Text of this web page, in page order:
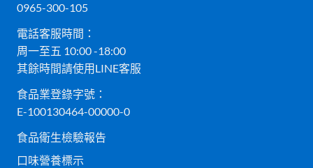
0965-300-105
電話客服時間：
周一至五 10:00 -18:00
其餘時間請使用LINE客服
食品業登錄字號：
E-100130464-00000-0
食品衛生檢驗報告
口味營養標示